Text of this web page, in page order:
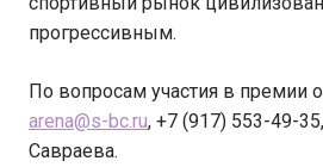
прогрессивным.
По вопросам участия в премии
arena@s-bc.ru, +7 (917) 553-49-
Савраева.